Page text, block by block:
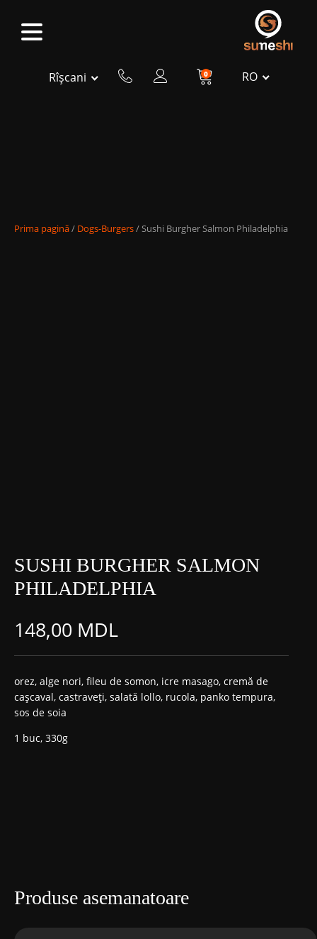
Rîșcani 0 RO
Prima pagină/ Dogs-Burgers/ Sushi Burgher Salmon Philadelphia
SUSHI BURGHER SALMON
PHILADELPHIA
148,00 MDL
orez, alge nori, fileu de somon, icre masago, cremă de
cașcaval, castraveți, salată lollo, rucola, panko tempura,
sos de soia
1 buc, 330g
Produse asemanatoare